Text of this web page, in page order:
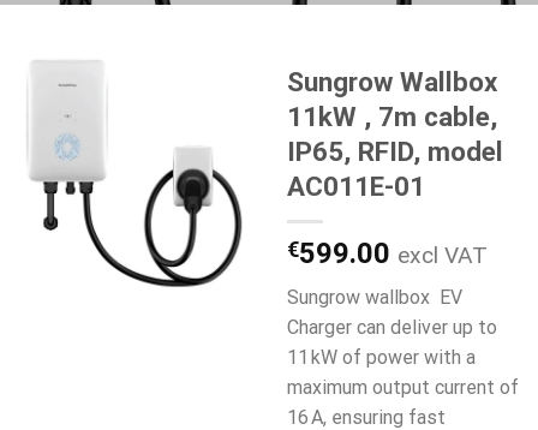
Sungrow Wallbox
11kW , 7m cable,
IP65, RFID, model
AC011E-01
€599.00 excl VAT
Sungrow wallbox EV
Charger can deliver up to
11 kW of power with a
maximum output current of
16 A, ensuring fast